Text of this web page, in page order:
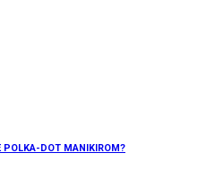
POLKA-DOT MANIKIROM?